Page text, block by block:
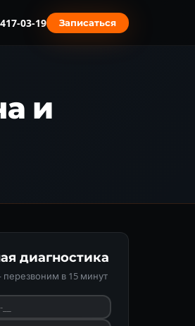
03-19 Записаться
и
диагностика
в 15 минут